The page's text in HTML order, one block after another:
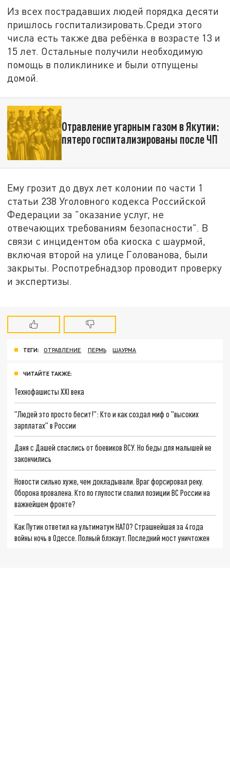
Из всех пострадавших людей порядка десяти
пришлось госпитализировать.Среди этого
числа есть также два ребёнка в возрасте 13 и
15 лет. Остальные получили необходимую
помощь в поликлинике и были отпущены
домой.
Отравление угарным газом в Якутии:
пятеро госпитализированы после ЧП
Ему грозит до двух лет колонии по части 1
статьи 238 Уголовного кодекса Российской
Федерации за "оказание услуг, не
отвечающих требованиям безопасности". В
связи с инцидентом оба киоска с шаурмой,
включая второй на улице Голованова, были
закрыты. Роспотребнадзор проводит проверку
и экспертизы.
ТЕГИ: ОТРАВЛЕНИЕ ПЕРМЬ ШАУРМА
ЧИТАЙТЕ ТАКЖЕ:
Технофашисты XXI века
"Людей это просто бесит!": Кто и как создал миф о "высоких
зарплатах" в России
Даня с Дашей спаслись от боевиков ВСУ. Но беды для малышей не
закончились
Новости сильно хуже, чем докладывали. Враг форсировал реку.
Оборона провалена. Кто по глупости спалил позиции ВС России на
важнейшем фронте?
Как Путин ответил на ультиматум НАТО? Страшнейшая за 4 года
войны ночь в Одессе. Полный блэкаут. Последний мост уничтожен